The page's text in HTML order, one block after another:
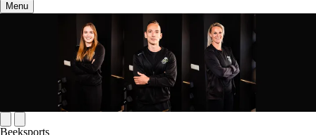
Menu
Beeksports